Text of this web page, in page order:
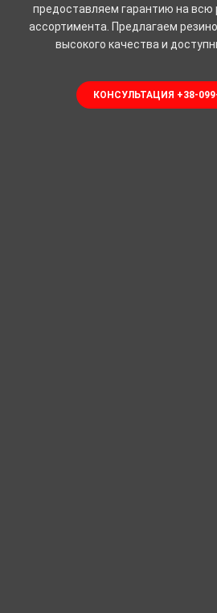
предоставляем гарантию на всю
ассортимента. Предлагаем
высокого качества и
КОНСУЛЬТАЦИЯ +38-